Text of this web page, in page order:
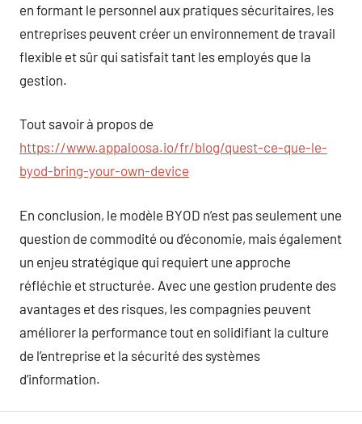
en formant le personnel aux pratiques sécuritaires, les
entreprises peuvent créer un environnement de travail
flexible et sûr qui satisfait tant les employés que la
gestion.
Tout savoir à propos de
https://www.appaloosa.io/fr/blog/quest-ce-que-le-
byod-bring-your-own-device
En conclusion, le modèle BYOD n’est pas seulement une
question de commodité ou d’économie, mais également
un enjeu stratégique qui requiert une approche
réfléchie et structurée. Avec une gestion prudente des
avantages et des risques, les compagnies peuvent
améliorer la performance tout en solidifiant la culture
de l’entreprise et la sécurité des systèmes
d’information.